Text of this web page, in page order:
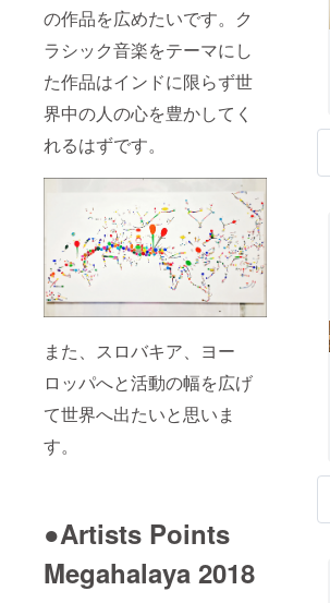
の作品を広めたいです。ク
ラシック音楽をテーマにし
た作品はインドに限らず世
界中の人の心を豊かしてく
れるはずです。
また、スロバキア、ヨー
ロッパへと活動の幅を広げ
て世界へ出たいと思いま
す。
●Artists Points
Megahalaya 2018